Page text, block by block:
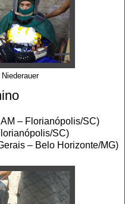
– Florianópolis/SC)
SC)
– Belo Horizonte/MG)